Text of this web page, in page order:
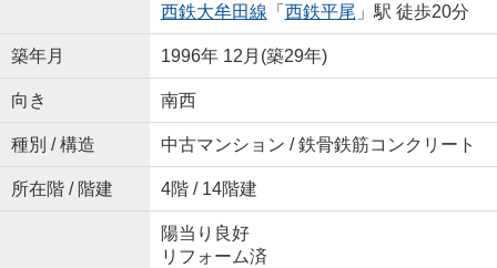
西鉄大牟田線 「 西鉄平尾 」駅 徒歩20分
築年月 1996年 12月(築29年)
向き 南西
種別 / 構造 中古マンション / 鉄骨鉄筋コンクリート
所在階 / 階建 4階 / 14階建
陽当り良好
リフォーム済